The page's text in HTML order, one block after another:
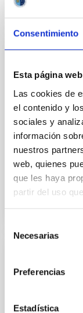
Consentimiento
Esta página
Las cookies de
el contenido y
sociales y
información
nuestros
web, quienes
que les haya
partir del uso
Necesarias
Preferencias
Estadística
Convenio
la ciencia
Museo de
La
desarrollo
el desarrollo